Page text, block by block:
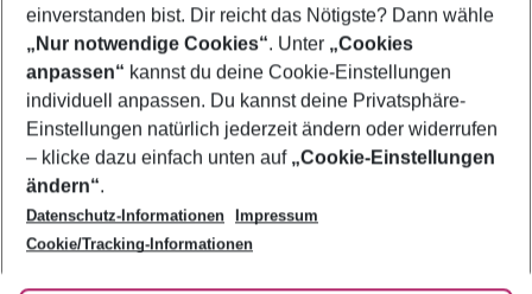
Footer
Footer navigation
Über uns
AGB
Bestpreisgarantie
Cookie-Einstellungen ändern
Cookie-Richtlinie
Agenturbetreuung
Barrierefreies Reisen
Folge uns
einverstanden bist. Dir reicht das Nötigste? Dann wähle
„Nur notwendige Cookies“. Unter „Cookies
anpassen“ kannst du deine Cookie-Einstellungen
individuell anpassen. Du kannst deine Privatsphäre-
Einstellungen natürlich jederzeit ändern oder widerrufen
– klicke dazu einfach unten auf „Cookie-Einstellungen
ändern“.
Datenschutz-Informationen
Impressum
Cookie/Tracking-Informationen